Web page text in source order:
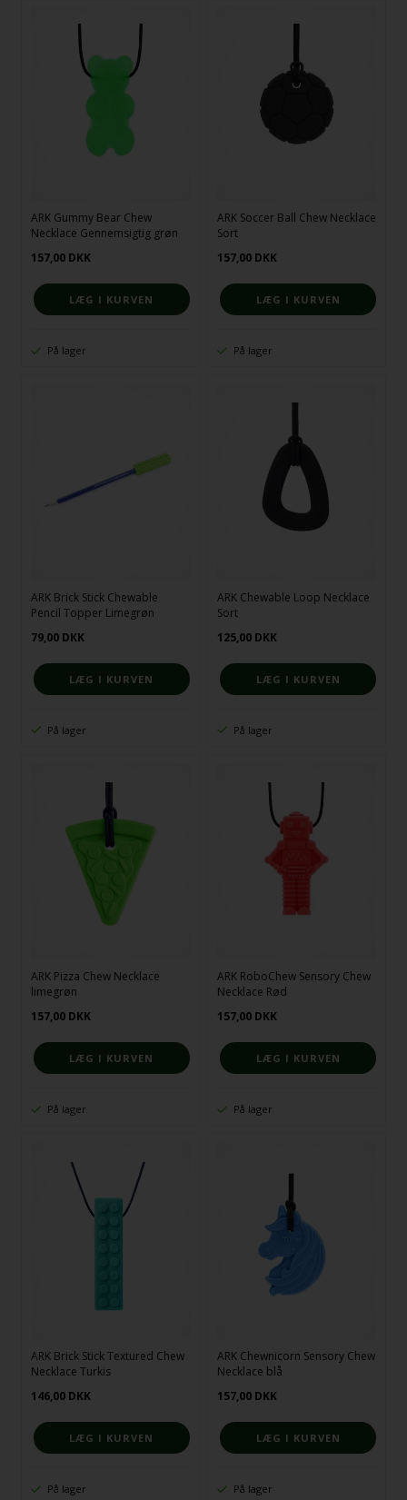
ARK Gummy Bear Chew
Necklace Gennemsigtig grøn
157,00 DKK
På lager
ARK Soccer Ball Chew Necklace
Sort
157,00 DKK
På lager
ARK Brick Stick Chewable
Pencil Topper Limegrøn
79,00 DKK
På lager
ARK Chewable Loop Necklace
Sort
125,00 DKK
På lager
ARK Pizza Chew Necklace
limegrøn
157,00 DKK
På lager
ARK RoboChew Sensory Chew
Necklace Rød
157,00 DKK
På lager
ARK Brick Stick Textured Chew
Necklace Turkis
146,00 DKK
På lager
ARK Chewnicorn Sensory Chew
Necklace blå
157,00 DKK
På lager